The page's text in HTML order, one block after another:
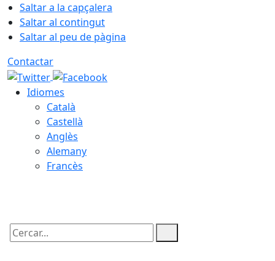
Saltar a la capçalera
Saltar al contingut
Saltar al peu de pàgina
Contactar
Idiomes
Català
Castellà
Anglès
Alemany
Francès
Cercar: